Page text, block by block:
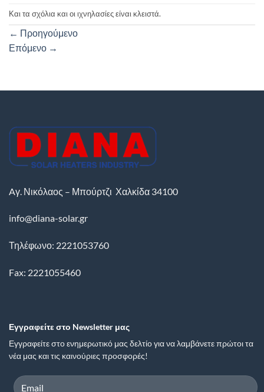
Και τα σχόλια και οι ιχνηλασίες είναι κλειστά.
← Προηγούμενο
Επόμενο →
Aγ. Νικόλαος – Μπούρτζι Χαλκίδα 34100
info@diana-solar.gr
Τηλέφωνο: 2221053760
Fax: 2221055460
Εγγραφείτε στο Newsletter μας
Εγγραφείτε στο ενημερωτικό μας δελτίο για να λαμβάνετε πρώτοι τα
νέα μας και τις καινούριες προσφορές!